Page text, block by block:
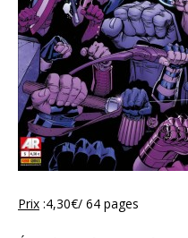
Prix :4,30€/ 64 pages